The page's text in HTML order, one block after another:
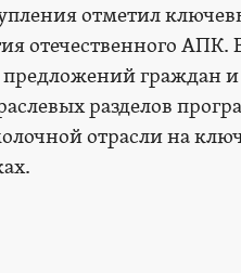
отметил
отечественного АПК.
предложений граждан
разделов
отрасли на